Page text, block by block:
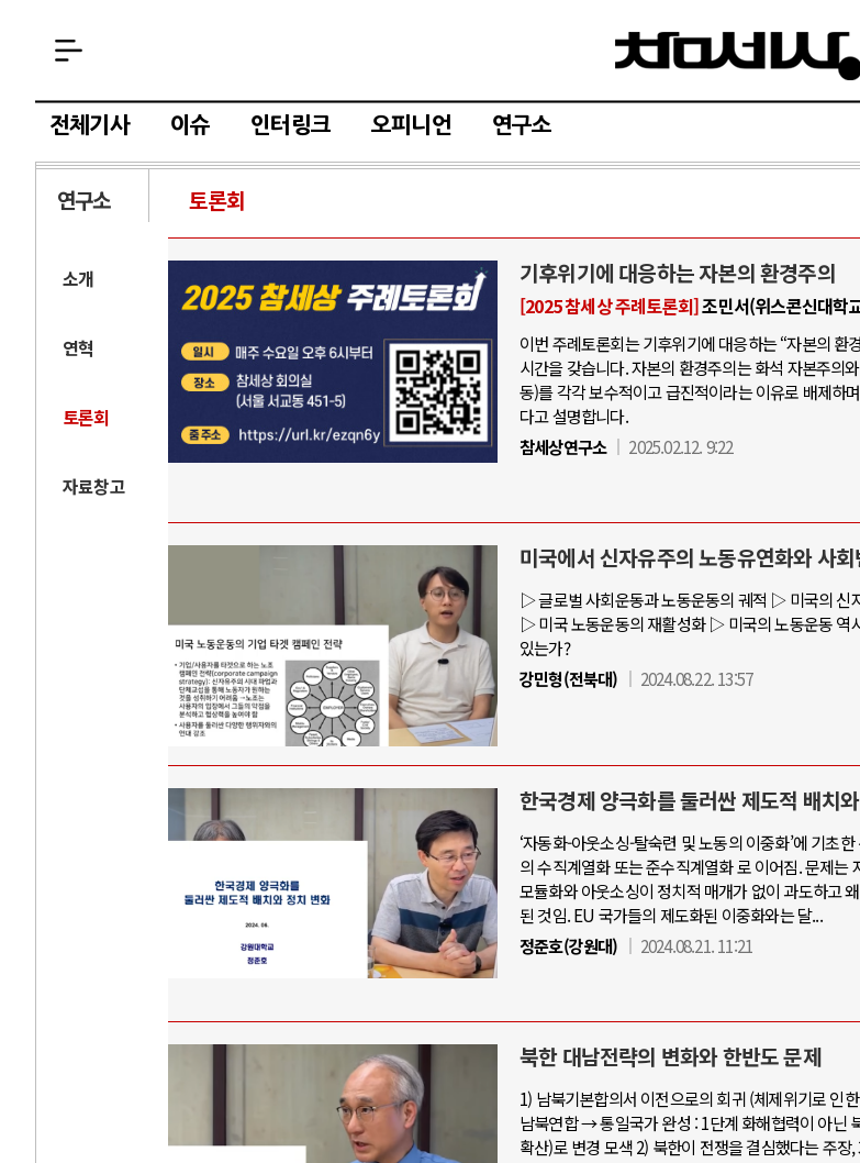
전체기사 이슈 인터링크 오피니언 연구소
연구소 토론회
소개
연혁
토론회
자료창고
기후위기에 대응하는 자본의 환경주의
[2025 참세상 주례토론회]조민서(위스콘신대학
이번 주례토론회는 기후위기에 대응하는 “자본의 환
시간을 갖습니다. 자본의 환경주의는 화석 자본주의
동)를 각각 보수적이고 급진적이라는 이유로 배제하
다고 설명합니다.
참세상연구소
2025.02.12. 9:22
미국에서 신자유주의 노동유연화와 사
▷ 글로벌 사회운동과 노동운동의 궤적 ▷ 미국의 신
▷ 미국 노동운동의 재활성화 ▷ 미국의 노동운동 역
있는가?
강민형(전북대)
2024.08.22. 13:57
한국경제 양극화를 둘러싼 제도적 배치
‘자동화-아웃소싱-탈숙련 및 노동의 이중화’에 기초
의 수직계열화 또는 준수직계열화 로 이어짐. 문제는
모듈화와 아웃소싱이 정치적 매개가 없이 과도하고
된 것임. EU 국가들의 제도화된 이중화와는 달...
정준호(강원대)
2024.08.21. 11:21
북한 대남전략의 변화와 한반도 문제
1) 남북기본합의서 이전으로의 회귀 (체제위기로 인
남북연합 → 통일국가 완성 : 1단계 화해협력이 아닌
확산)로 변경 모색 2) 북한이 전쟁을 결심했다는 주장
중국 AI, 저가 공세로 글로벌 토큰 시..
AI 국부펀드 구상 놓고 미국 진보진영 ..
AI 데이터센터 반대 투쟁은 새로운 글로..
AI의 숨은 환경 비용: 데이터센터 확산..
AI는 어떻게 미국 민주주의를 잠식하고 ..
러시아-우크라이나 전쟁
전쟁의 추상화: 우크라이나, 대리전의 역..
EU·우크라이나 드론 협력 직후, 러시아..
나토, 우크라 군사지원 2027년까지 공..
우크라이나, 덴마크, 에스토니아, 네덜란..
러·우크라, 대규모 공습 주고받아…민간 ..
중
호르무즈 갈등
호르무즈 해협
이란, 호르무
트럼프, 이란 압
하마스, 가자 통